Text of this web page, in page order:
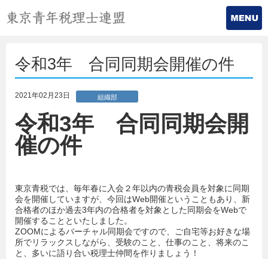
令和3年 合同同期会開催の件
2021年02月23日 組織部
令和3年 合同同期会開
催の件
東京青税では、毎年春に入会２年以内の青税会員を対象に同期
会を開催していますが、今回はWeb開催ということもあり、新
合格者のほか過去3年内の合格者を対象とした同期会をWebで
開催することといたしました。
ZOOMによるバーチャル同期会ですので、ご自宅等お好きな場
所でリラックスしながら、受験のこと、仕事のこと、将来のこ
と、多いに語り合い税理士仲間を作りましょう！